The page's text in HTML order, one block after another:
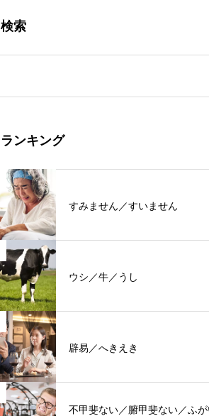
検索
ランキング
すみません／すいません
ウシ／牛／うし
辟易／へきえき
不甲斐ない／腑甲斐ない／ふ